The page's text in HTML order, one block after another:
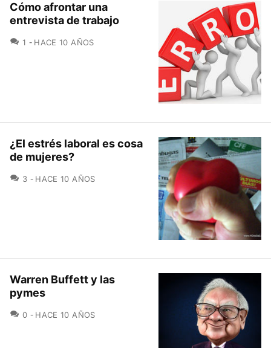
Cómo afrontar una
entrevista de trabajo
1 COMENTARIOS
HACE 10 AÑOS
¿El estrés laboral es cosa
de mujeres?
3 COMENTARIOS
HACE 10 AÑOS
Warren Buffett y las
pymes
0 COMENTARIOS
HACE 10 AÑOS